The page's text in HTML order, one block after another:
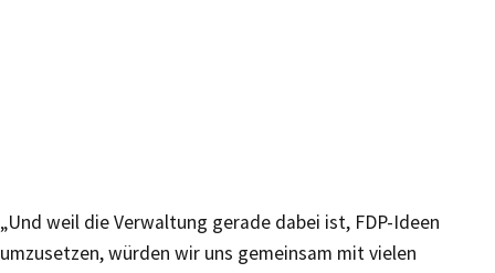
„Und weil die Verwaltung gerade dabei ist, FDP-Ideen
umzusetzen, würden wir uns gemeinsam mit vielen